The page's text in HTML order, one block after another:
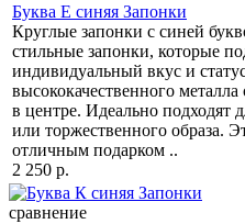
Буква Е синяя Запонки
Круглые запонки с синей
стильные запонки, которые
индивидуальный вкус и
высококачественного
в центре. Идеально подходят
или торжественного образа.
отличным подарком ..
2 250 р.
сравнение